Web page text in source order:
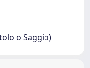
o Saggio)